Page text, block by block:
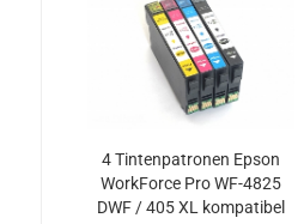
4 Tintenpatronen Epson
WorkForce Pro WF-4825
DWF / 405 XL kompatibel